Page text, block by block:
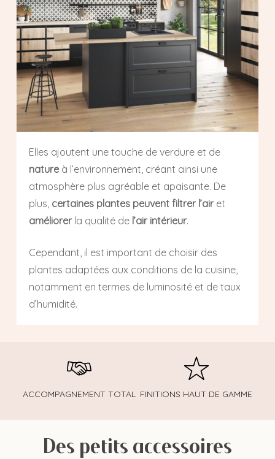
Elles ajoutent une touche de verdure et de
natureà l’environnement, créant ainsi une
atmosphère plus agréable et apaisante. De
plus, certaines plantes peuvent filtrer l’airet
améliorerla qualité de l’air intérieur.
Cependant, il est important de choisir des
plantes adaptées aux conditions de la cuisine,
notamment en termes de luminosité et de taux
d’humidité.
ACCOMPAGNEMENT TOTAL FINITIONS HAUT DE GAMME
Des petits accessoires